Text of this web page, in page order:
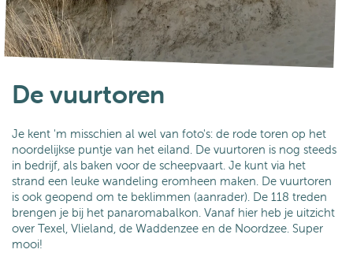
De vuurtoren
Je kent 'm misschien al wel van foto's: de rode toren op het
noordelijkse puntje van het eiland. De vuurtoren is nog steeds
in bedrijf, als baken voor de scheepvaart. Je kunt via het
strand een leuke wandeling eromheen maken. De vuurtoren
is ook geopend om te beklimmen (aanrader). De 118 treden
brengen je bij het panaromabalkon. Vanaf hier heb je uitzicht
over Texel, Vlieland, de Waddenzee en de Noordzee. Super
mooi!